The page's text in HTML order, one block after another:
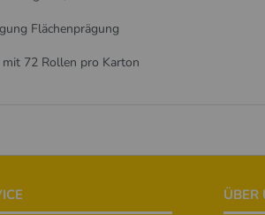
Flächenprägung
mit 72 Rollen pro Karton
ÜBER